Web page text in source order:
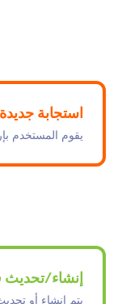
استجابة جديدة
يقوم المستخدم
إنشاء/